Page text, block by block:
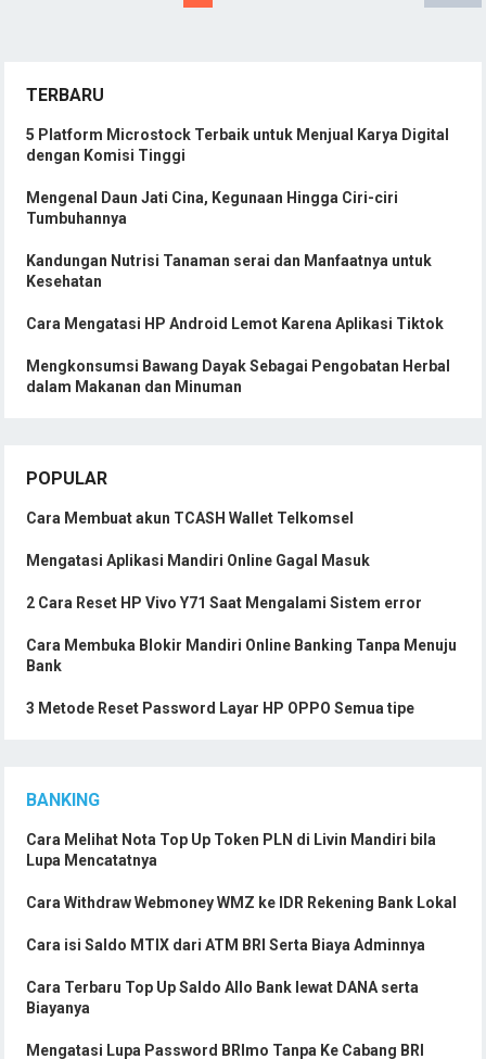
TERBARU
5 Platform Microstock Terbaik untuk Menjual Karya Digital
dengan Komisi Tinggi
Mengenal Daun Jati Cina, Kegunaan Hingga Ciri-ciri
Tumbuhannya
Kandungan Nutrisi Tanaman serai dan Manfaatnya untuk
Kesehatan
Cara Mengatasi HP Android Lemot Karena Aplikasi Tiktok
Mengkonsumsi Bawang Dayak Sebagai Pengobatan Herbal
dalam Makanan dan Minuman
POPULAR
Cara Membuat akun TCASH Wallet Telkomsel
Mengatasi Aplikasi Mandiri Online Gagal Masuk
2 Cara Reset HP Vivo Y71 Saat Mengalami Sistem error
Cara Membuka Blokir Mandiri Online Banking Tanpa Menuju
Bank
3 Metode Reset Password Layar HP OPPO Semua tipe
BANKING
Cara Melihat Nota Top Up Token PLN di Livin Mandiri bila
Lupa Mencatatnya
Cara Withdraw Webmoney WMZ ke IDR Rekening Bank Lokal
Cara isi Saldo MTIX dari ATM BRI Serta Biaya Adminnya
Cara Terbaru Top Up Saldo Allo Bank lewat DANA serta
Biayanya
Mengatasi Lupa Password BRImo Tanpa Ke Cabang BRI